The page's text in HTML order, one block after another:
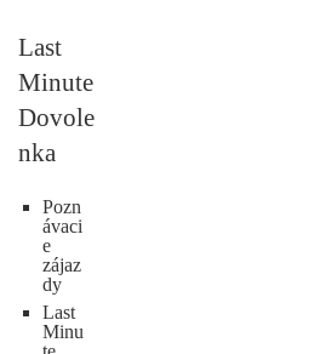
Last
Minute
Dovole
nka
Pozn
ávaci
e
zájaz
dy
Last
Minu